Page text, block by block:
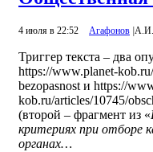
4 июля в 22:52 Агафонов А.И.
Триггер текста – два
https://www.planet-
bezopasnost и https://
kob.ru/articles/10745/
(второй – фрагмент из «
критериях при отборе
органах…